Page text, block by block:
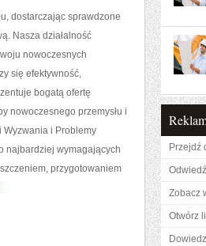
dostarczając sprawdzone
Nasza działalność
nowoczesnych
się efektywność,
bogatą ofertę
nowoczesnego przemysłu i
Wyzwania i Problemy
najbardziej wymagających
przygotowaniem
Przejdź
Zobacz
Otwórz